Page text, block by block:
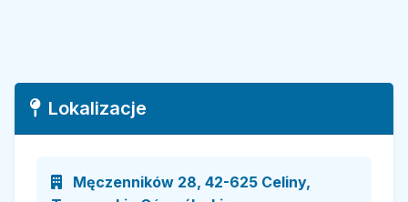
Lokalizacje
Męczenników 28, 42-625 Celiny,